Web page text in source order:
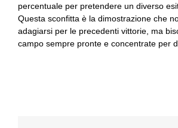
percentuale per pretendere un diverso
Questa sconfitta è la dimostrazione che
adagiarsi per le precedenti vittorie, ma
campo sempre pronte e concentrate per